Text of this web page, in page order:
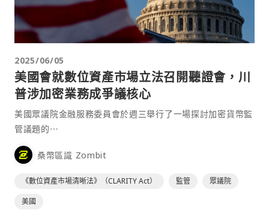
2025/06/05
美國會就數位資產市場立法召開聽證會，川
普涉加密業務成爭議核心
美國眾議院金融服務委員會於週三舉行了一場探討加密貨幣監
管議題的⋯
桑幣區識 Zombit
《數位資產市場清晰法》（CLARITY Act） 監管
眾議院
美國